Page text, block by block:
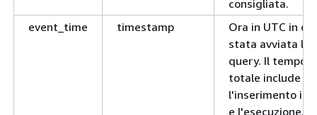
consigliata.
event_time
timestamp
Ora in UTC in
stata avviata la
query. Il tempo
totale include
l'inserimento in
e l'esecuzione,